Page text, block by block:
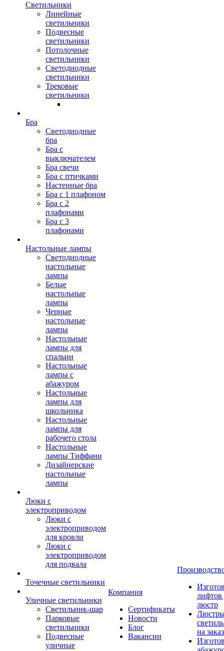
Светильники
Линейные
светильники
Подвесные
светильники
Потолочные
светильники
Светодиодные
светильники
Трековые
светильники
Бра
Светодиодные
бра
Бра с
выключателем
Бра свечи
Бра с птичками
Настенные бра
Бра с 1 плафоном
Бра с 2
плафонами
Бра с 3
плафонами
Настольные лампы
Светодиодные
настольные
лампы
Белые
настольные
лампы
Черные
настольные
лампы
Настольные
лампы для
спальни
Настольные
лампы с
абажуром
Настольные
лампы для
школьника
Настольные
лампы для
рабочего стола
Настольные
лампы Тиффани
Дизайнерские
настольные
лампы
Люки с
электроприводом
Люки с
электроприводом
для кровли
Люки с
электроприводом
для подвала
Точечные светильники
Уличные светильники
Светильник-шар
Парковые
светильники
Подвесные
уличные
Компания
Сертификаты
Новости
Блог
Вакансии
лифтов
люстр
на заказ